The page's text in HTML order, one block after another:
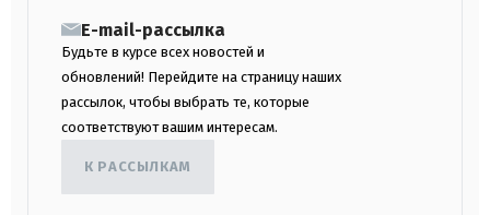
E-mail-рассылка
Будьте в курсе всех новостей и
обновлений! Перейдите на страницу наших
рассылок, чтобы выбрать те, которые
соответствуют вашим интересам.
К РАССЫЛКАМ